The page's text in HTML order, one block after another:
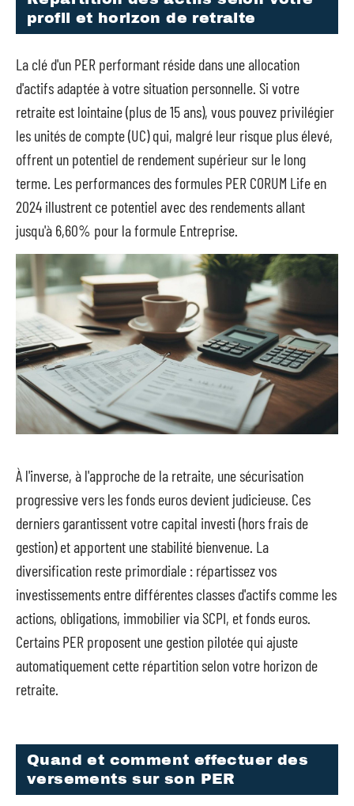
profil et horizon de retraite
La clé d'un PER performant réside dans une allocation
d'actifs adaptée à votre situation personnelle. Si votre
retraite est lointaine (plus de 15 ans), vous pouvez privilégier
les unités de compte (UC) qui, malgré leur risque plus élevé,
offrent un potentiel de rendement supérieur sur le long
terme. Les performances des formules PER CORUM Life en
2024 illustrent ce potentiel avec des rendements allant
jusqu'à 6,60% pour la formule Entreprise.
À l'inverse, à l'approche de la retraite, une sécurisation
progressive vers les fonds euros devient judicieuse. Ces
derniers garantissent votre capital investi (hors frais de
gestion) et apportent une stabilité bienvenue. La
diversification reste primordiale : répartissez vos
investissements entre différentes classes d'actifs comme les
actions, obligations, immobilier via SCPI, et fonds euros.
Certains PER proposent une gestion pilotée qui ajuste
automatiquement cette répartition selon votre horizon de
retraite.
Quand et comment effectuer des
versements sur son PER